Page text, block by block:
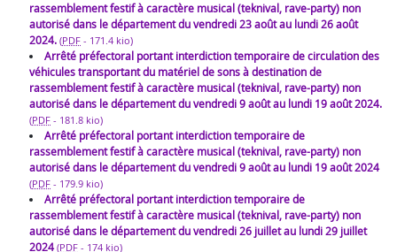
rassemblement festif à caractère musical (teknival, rave-party) non
autorisé dans le département du vendredi 23 août au lundi 26 août
2024. (PDF - 171.4 kio)
Arrêté préfectoral portant interdiction temporaire de circulation des
véhicules transportant du matériel de sons à destination de
rassemblement festif à caractère musical (teknival, rave-party) non
autorisé dans le département du vendredi 9 août au lundi 19 août 2024.
(PDF - 181.8 kio)
Arrêté préfectoral portant interdiction temporaire de
rassemblement festif à caractère musical (teknival, rave-party) non
autorisé dans le département du vendredi 9 août au lundi 19 août 2024
(PDF - 179.9 kio)
Arrêté préfectoral portant interdiction temporaire de
rassemblement festif à caractère musical (teknival, rave-party) non
autorisé dans le département du vendredi 26 juillet au lundi 29 juillet
2024 (PDF - 174 kio)